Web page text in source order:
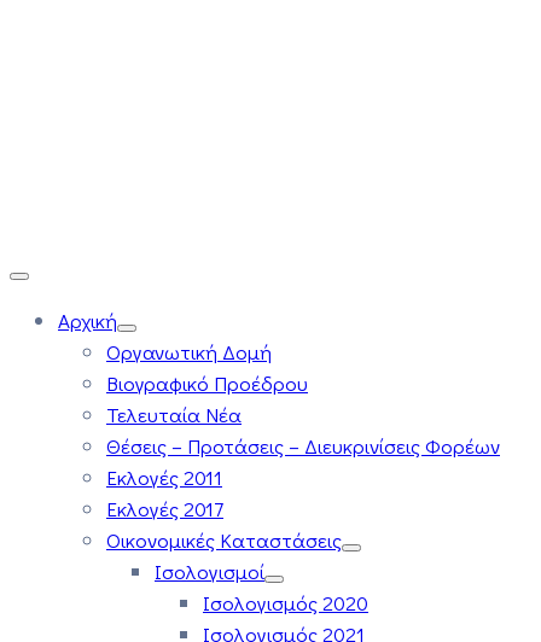
Αρχική
Οργανωτική Δομή
Βιογραφικό Προέδρου
Τελευταία Νέα
Θέσεις – Προτάσεις – Διευκρινίσεις Φορέων
Εκλογές 2011
Εκλογές 2017
Οικονομικές Καταστάσεις
Ισολογισμοί
Ισολογισμός 2020
Ισολογισμός 2021